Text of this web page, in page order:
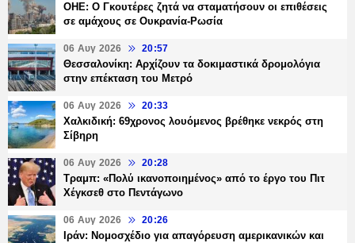
ΟΗΕ: Ο Γκουτέρες ζητά να σταματήσουν οι επιθέσεις
σε αμάχους σε Ουκρανία-Ρωσία
06 Αυγ 2026 20:57
Θεσσαλονίκη: Αρχίζουν τα δοκιμαστικά δρομολόγια
στην επέκταση του Μετρό
06 Αυγ 2026 20:33
Χαλκιδική: 69χρονος λουόμενος βρέθηκε νεκρός στη
Σίβηρη
06 Αυγ 2026 20:28
Τραμπ: «Πολύ ικανοποιημένος» από το έργο του Πιτ
Χέγκσεθ στο Πεντάγωνο
06 Αυγ 2026 20:26
Ιράν: Νομοσχέδιο για απαγόρευση αμερικανικών και